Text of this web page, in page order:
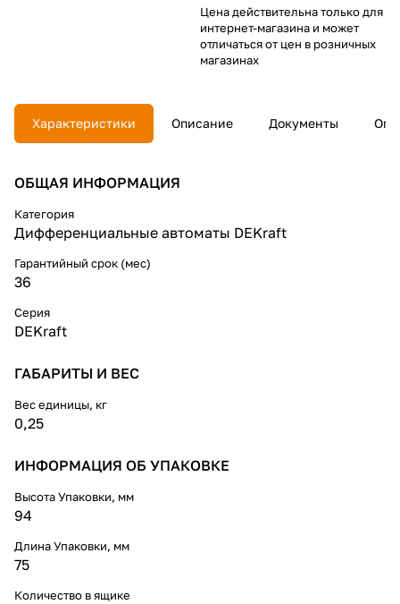
Цена действительна только для
интернет-магазина и может
отличаться от цен в розничных
магазинах
Характеристики Описание Документы
ОБЩАЯ ИНФОРМАЦИЯ
Категория
Дифференциальные автоматы DEKraft
Гарантийный срок (мес)
36
Серия
DEKraft
ГАБАРИТЫ И ВЕС
Вес единицы, кг
0,25
ИНФОРМАЦИЯ ОБ УПАКОВКЕ
Высота Упаковки, мм
94
Длина Упаковки, мм
75
Количество в ящике